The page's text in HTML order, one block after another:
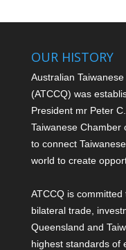
OUR HISTORY
Australian
(ATCCQ) was
President mr Peter
Taiwanese Chamber
to connect
world to create
ATCCQ is
bilateral trade,
Queensland and
highest standards of